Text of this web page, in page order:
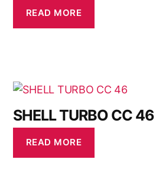
READ MORE
SHELL TURBO CC 46
READ MORE